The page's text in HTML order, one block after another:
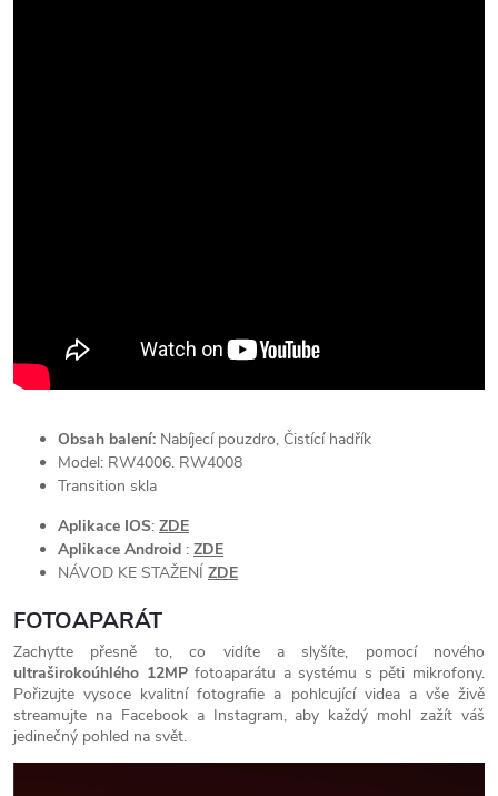
Obsah balení: Nabíjecí pouzdro, Čistící hadřík
Model: RW4006. RW4008
Transition skla
Aplikace IOS: ZDE
Aplikace Android : ZDE
NÁVOD KE STAŽENÍ ZDE
FOTOAPARÁT
Zachyťte přesně to, co vidíte a slyšíte, pomocí nového
ultraširokoúhlého 12MPfotoaparátu a systému s pěti mikrofony.
Pořizujte vysoce kvalitní fotografie a pohlcující videa a vše živě
streamujte na Facebook a Instagram, aby každý mohl zažít váš
jedinečný pohled na svět.